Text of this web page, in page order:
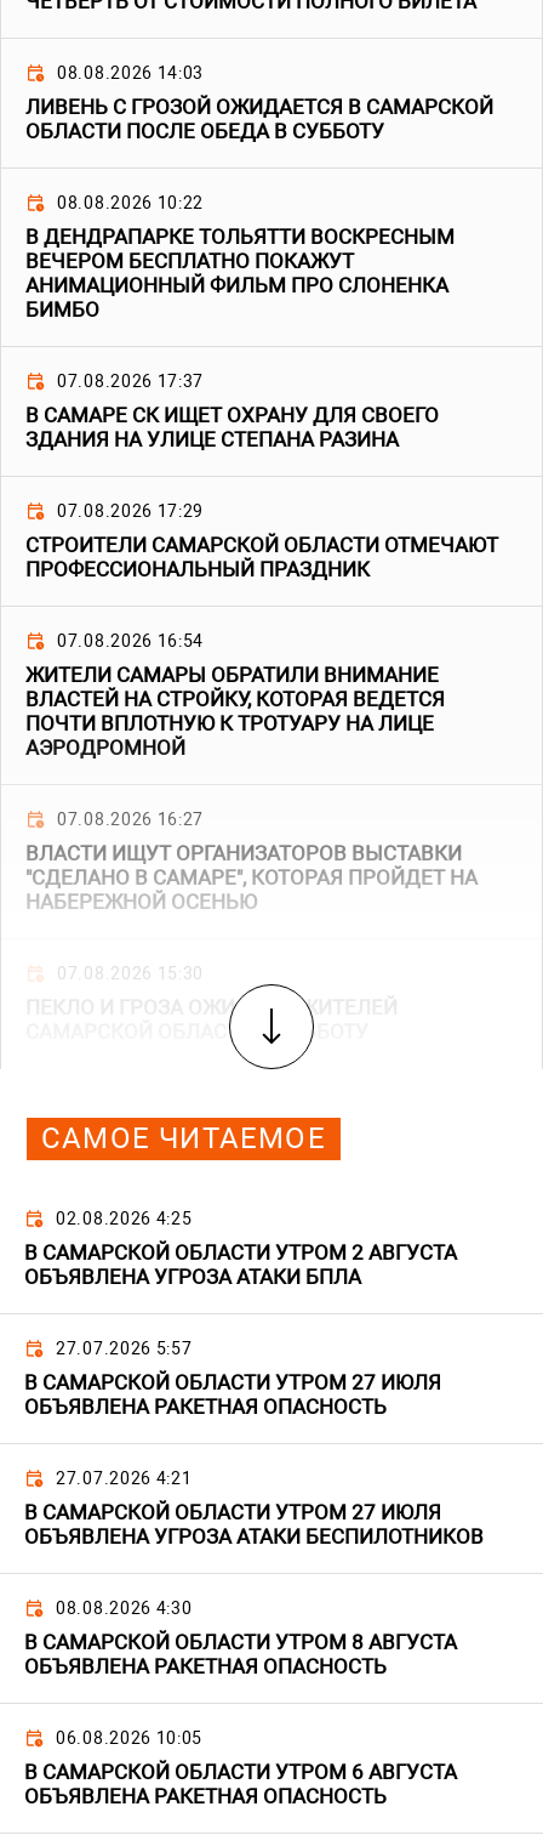
08.08.2026 14:03
ЛИВЕНЬ С ГРОЗОЙ ОЖИДАЕТСЯ В САМАРСКОЙ
ОБЛАСТИ ПОСЛЕ ОБЕДА В СУББОТУ
08.08.2026 10:22
В ДЕНДРАПАРКЕ ТОЛЬЯТТИ ВОСКРЕСНЫМ
ВЕЧЕРОМ БЕСПЛАТНО ПОКАЖУТ
АНИМАЦИОННЫЙ ФИЛЬМ ПРО СЛОНЕНКА
БИМБО
07.08.2026 17:37
В САМАРЕ СК ИЩЕТ ОХРАНУ ДЛЯ СВОЕГО
ЗДАНИЯ НА УЛИЦЕ СТЕПАНА РАЗИНА
07.08.2026 17:29
СТРОИТЕЛИ САМАРСКОЙ ОБЛАСТИ ОТМЕЧАЮТ
ПРОФЕССИОНАЛЬНЫЙ ПРАЗДНИК
07.08.2026 16:54
ЖИТЕЛИ САМАРЫ ОБРАТИЛИ ВНИМАНИЕ
ВЛАСТЕЙ НА СТРОЙКУ, КОТОРАЯ ВЕДЕТСЯ
ПОЧТИ ВПЛОТНУЮ К ТРОТУАРУ НА ЛИЦЕ
АЭРОДРОМНОЙ
07.08.2026 16:27
ВЛАСТИ ИЩУТ ОРГАНИЗАТОРОВ ВЫСТАВКИ
"СДЕЛАНО В САМАРЕ", КОТОРАЯ ПРОЙДЕТ НА
НАБЕРЕЖНОЙ ОСЕНЬЮ
07.08.2026 15:30
ПЕКЛО И ГРОЗА ОЖИДАЮТ ЖИТЕЛЕЙ
САМАРСКОЙ ОБЛАСТИ В СУББОТУ
САМОЕ ЧИТАЕМОЕ
02.08.2026 4:25
В САМАРСКОЙ ОБЛАСТИ УТРОМ 2 АВГУСТА
ОБЪЯВЛЕНА УГРОЗА АТАКИ БПЛА
27.07.2026 5:57
В САМАРСКОЙ ОБЛАСТИ УТРОМ 27 ИЮЛЯ
ОБЪЯВЛЕНА РАКЕТНАЯ ОПАСНОСТЬ
27.07.2026 4:21
В САМАРСКОЙ ОБЛАСТИ УТРОМ 27 ИЮЛЯ
ОБЪЯВЛЕНА УГРОЗА АТАКИ БЕСПИЛОТНИКОВ
08.08.2026 4:30
В САМАРСКОЙ ОБЛАСТИ УТРОМ 8 АВГУСТА
ОБЪЯВЛЕНА РАКЕТНАЯ ОПАСНОСТЬ
06.08.2026 10:05
В САМАРСКОЙ ОБЛАСТИ УТРОМ 6 АВГУСТА
ОБЪЯВЛЕНА РАКЕТНАЯ ОПАСНОСТЬ